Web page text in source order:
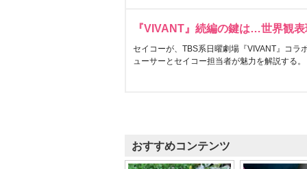
『VIVANT』続編の鍵は…世界観
セイコーが、TBS系日曜劇場『VIVANT』コラ
ューサーとセイコー担当者が魅力を解説する。
おすすめコンテンツ